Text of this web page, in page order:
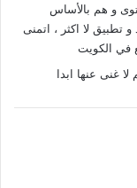
و هم بالأساس
تطبيق لا اكثر ، اتمنى
في الكويت
غنى عنها ابدا